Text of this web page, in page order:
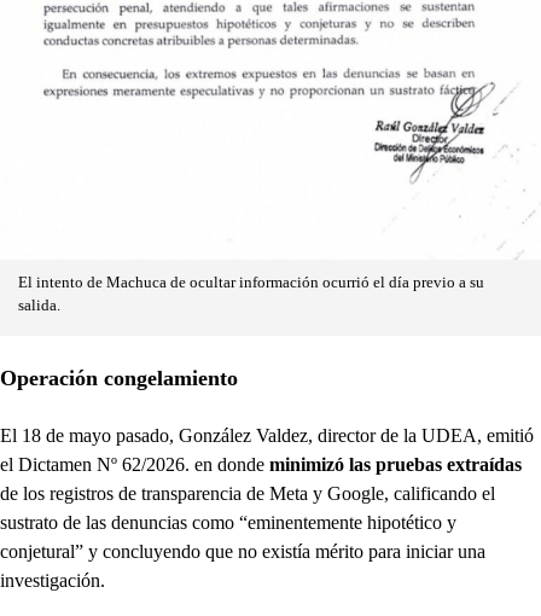
El intento de Machuca de ocultar información ocurrió el día previo a su
salida.
Operación congelamiento
El 18 de mayo pasado, González Valdez, director de la UDEA, emitió
el Dictamen Nº 62/2026. en donde minimizó las pruebas extraídas
de los registros de transparencia de Meta y Google, calificando el
sustrato de las denuncias como “eminentemente hipotético y
conjetural” y concluyendo que no existía mérito para iniciar una
investigación.